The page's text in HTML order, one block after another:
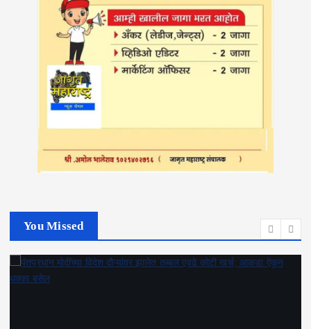
You Missed